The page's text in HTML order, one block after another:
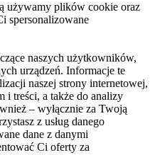
używamy plików cookie oraz
spersonalizowane
naszych użytkowników,
urządzeń. Informacje te
naszej strony internetowej,
i treści, a także do analizy
– wyłącznie za Twoją
z usług danego
dane z danymi
Ci oferty za